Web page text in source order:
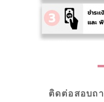
ติดต่อสอบถ